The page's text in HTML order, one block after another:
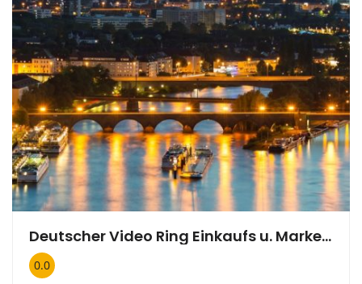
Deutscher Video Ring Einkaufs u. Marketing GmbH
0.0